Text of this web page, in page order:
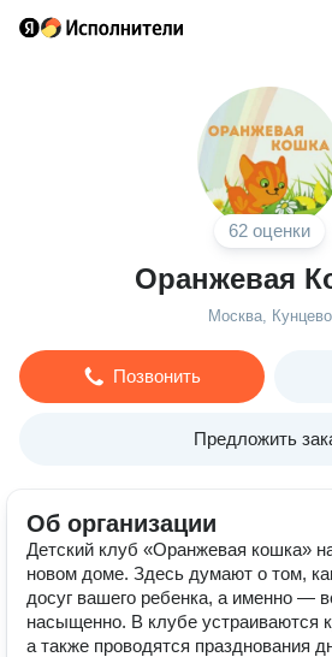
62 оценки
Оранжевая
Москва, Кунцево
Позвонить
Предложить
Об организации
Детский клуб «Оранжевая кошка»
новом доме. Здесь думают о том,
досуг вашего ребенка, а именно —
насыщенно. В клубе устраиваются
а также проводятся празднования